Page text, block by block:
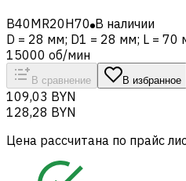
B40MR20H70 В наличии
D = 28 мм; D1 = 28 мм; L = 70
15000 об/мин
В сравнение В избранное
109,03 BYN
128,28 BYN
Цена рассчитана по прайс